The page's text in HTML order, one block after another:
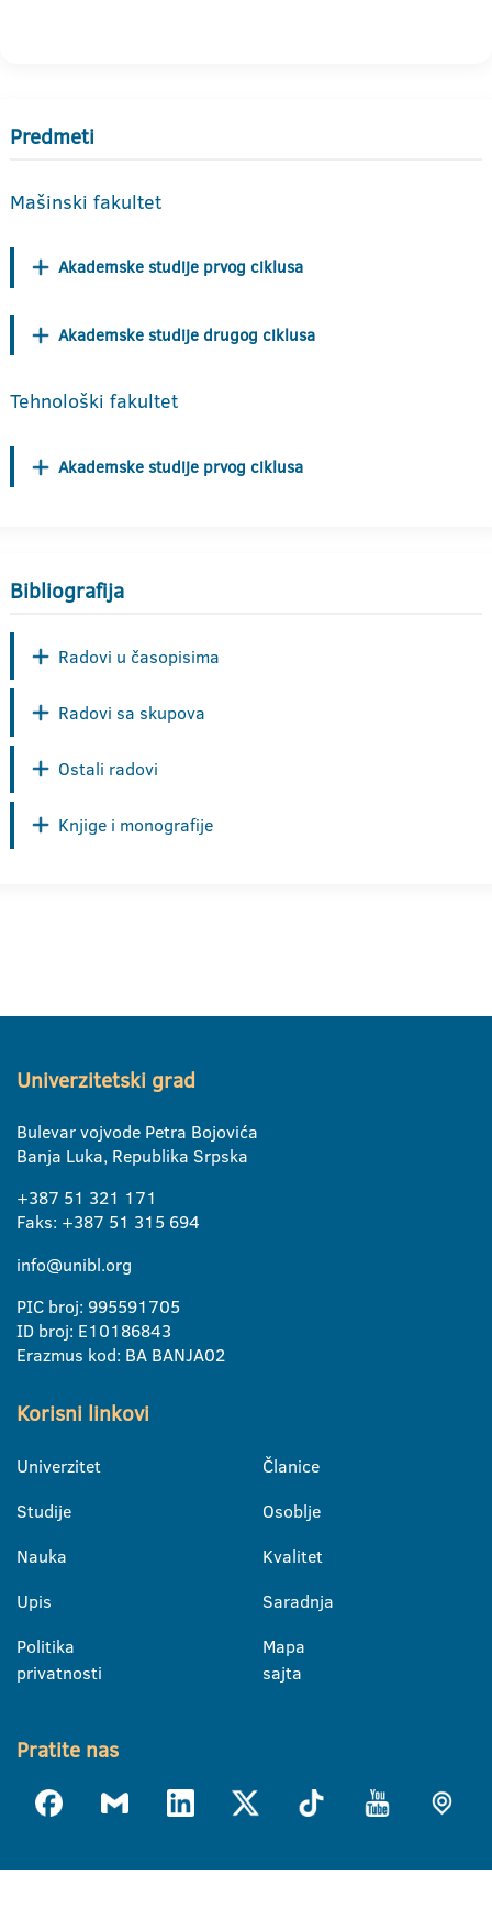
Predmeti
Mašinski fakultet
Akademske studije prvog ciklusa
Akademske studije drugog ciklusa
Tehnološki fakultet
Akademske studije prvog ciklusa
Bibliografija
Radovi u časopisima
Radovi sa skupova
Ostali radovi
Knjige i monografije
Univerzitetski grad
Bulevar vojvode Petra Bojovića
Banja Luka, Republika Srpska
+387 51 321 171
Faks: +387 51 315 694
info@unibl.org
PIC broj: 995591705
ID broj: E10186843
Erazmus kod: BA BANJA02
Korisni linkovi
Univerzitet
Studije
Nauka
Upis
Politika
privatnosti
Članice
Osoblje
Kvalitet
Saradnja
Mapa
sajta
Pratite nas